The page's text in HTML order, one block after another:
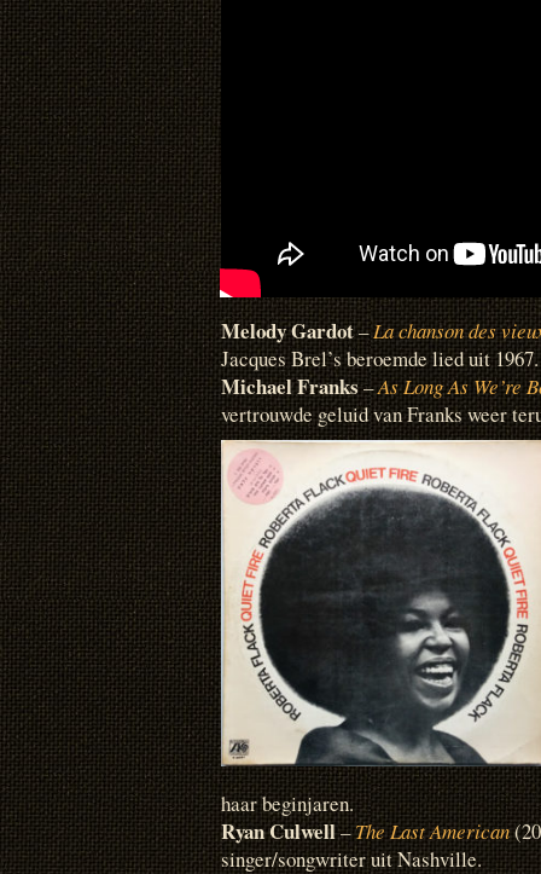
Melody Gardot–La chanson des
Jacques Brel’s beroemde lied uit 1967.
Michael Franks–As Long As We’re
vertrouwde geluid van Franks weer
haar beginjaren.
Ryan Culwell–The Last American
singer/songwriter uit Nashville.